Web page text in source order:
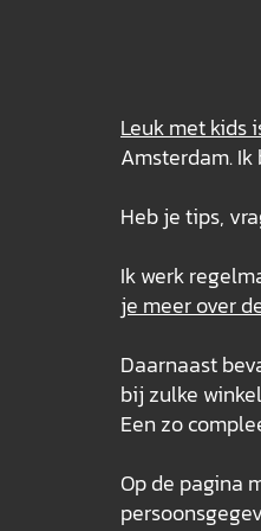
Leuk met kids
Amsterdam.
Heb je tips,
Ik werk
je meer over
Daarnaast
bij zulke
Een zo
Op de pagina